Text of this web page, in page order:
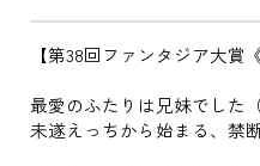
【第38回ファンタジア大賞
最愛のふたりは兄妹でした（
未遂えっちから始まる、禁